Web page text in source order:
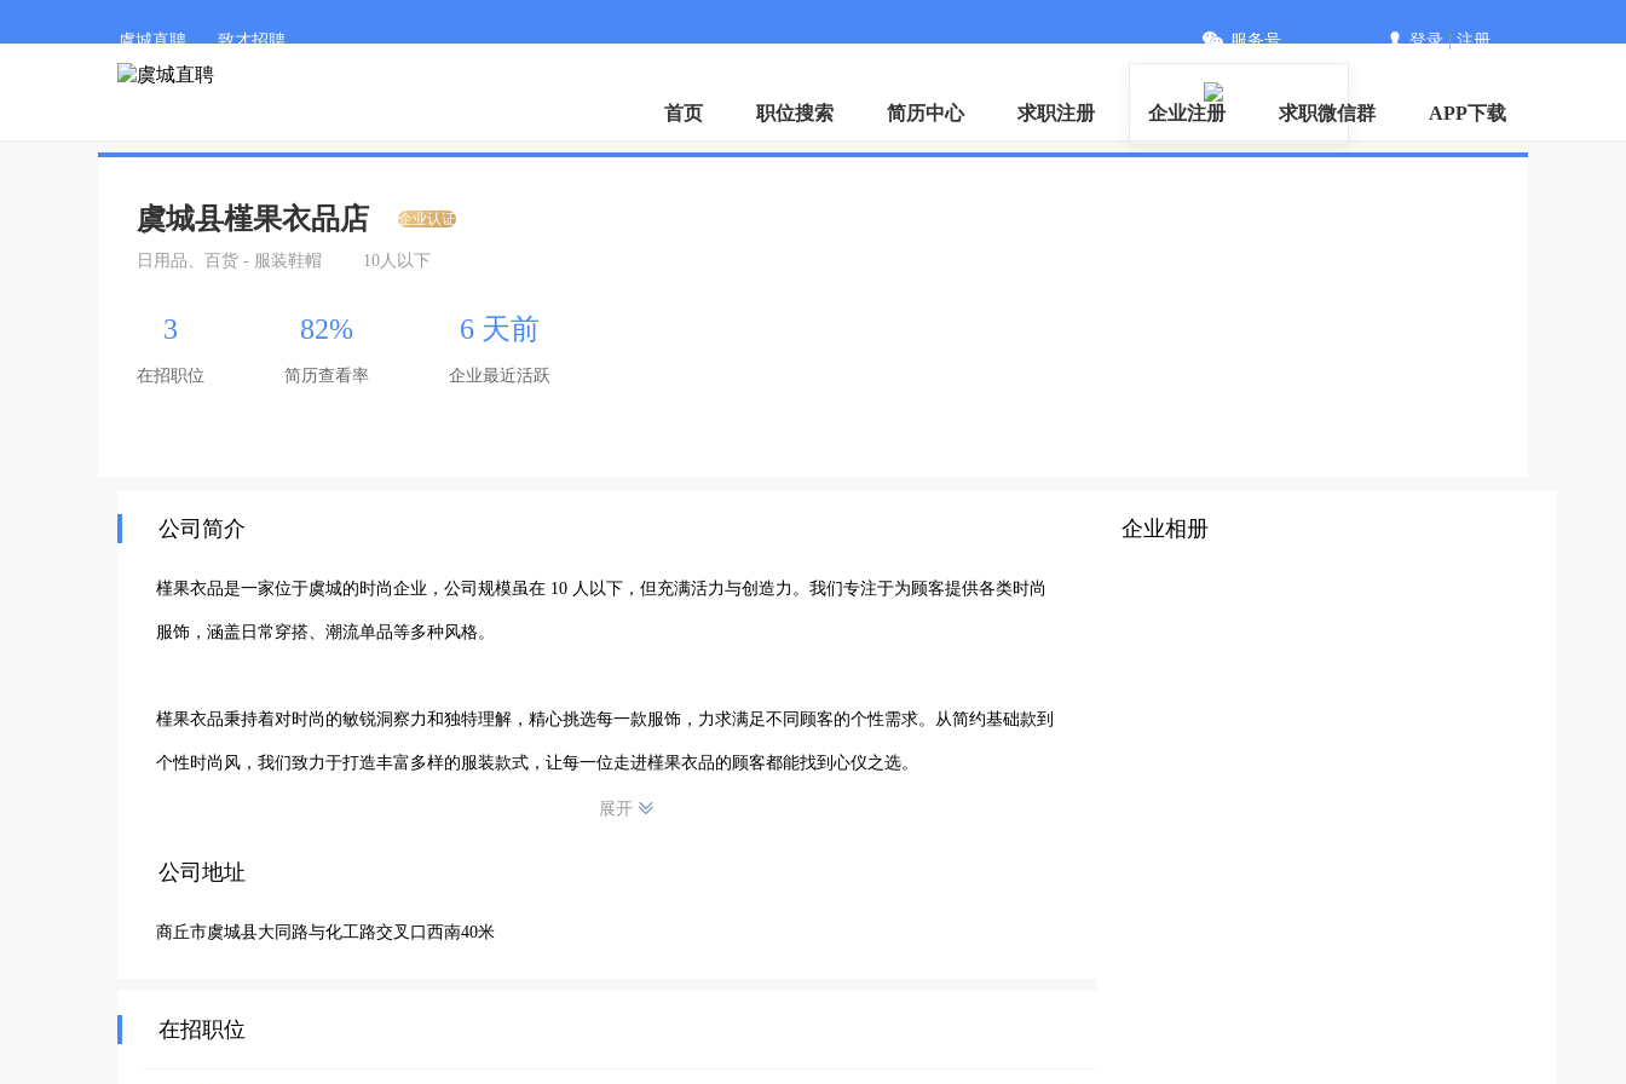
虞城直聘 致才招聘 服务号 登录|注册
首页 职位搜索 简历中心 求职注册 企业注册 求职微信群 APP下载
虞城县槿果衣品店 企业认证
日用品、百货 - 服装鞋帽 10人以下
3
在招职位
82%
简历查看率
6 天前
企业最近活跃
公司简介
槿果衣品是一家位于虞城的时尚企业，公司规模虽在 10 人以下，但充满活力与创造力。我们专注于为顾客提供各类时尚
服饰，涵盖日常穿搭、潮流单品等多种风格。
槿果衣品秉持着对时尚的敏锐洞察力和独特理解，精心挑选每一款服饰，力求满足不同顾客的个性需求。从简约基础款到
个性时尚风，我们致力于打造丰富多样的服装款式，让每一位走进槿果衣品的顾客都能找到心仪之选。
议，助力顾客展现独特魅力。
在虞城这片土地上，槿果衣品以小而精的姿态，不断探索时尚潮流，为当地消费者带来别具一格的时尚体验，成为虞城时
展开
公司地址
商丘市虞城县大同路与化工路交叉口西南40米
在招职位
企业相册